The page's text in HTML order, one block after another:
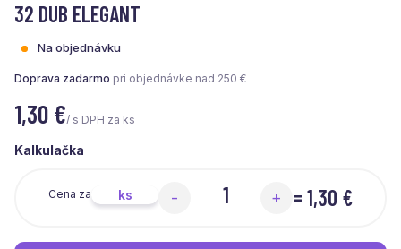
32 DUB ELEGANT
Na objednávku
Doprava zadarmo pri objednávke nad 250 €
1,30 €/ s DPH za ks
Kalkulačka
Cena za ks - + = 1,30 €